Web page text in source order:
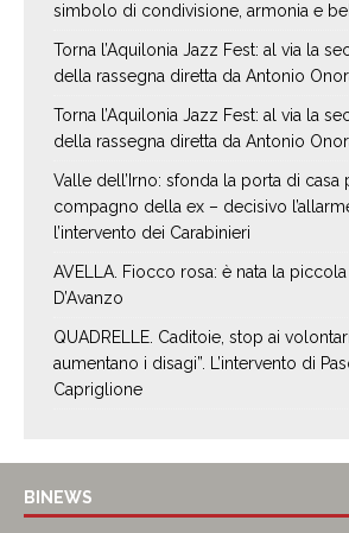
simbolo di condivisione, armonia e
Torna l’Aquilonia Jazz Fest: al via la
della rassegna diretta da Antonio
Torna l’Aquilonia Jazz Fest: al via la
della rassegna diretta da Antonio
Valle dell’Irno: sfonda la porta di
compagno della ex – decisivo
l’intervento dei Carabinieri
AVELLA. Fiocco rosa: è nata la
D’Avanzo
QUADRELLE. Caditoie, stop ai
aumentano i disagi”. L’intervento di
Capriglione
BINEWS